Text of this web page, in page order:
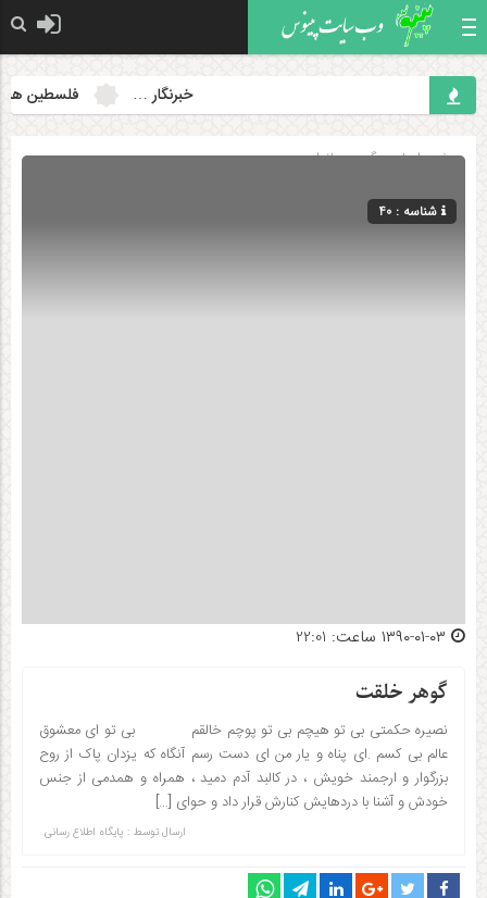
خبرنگار … فلسطین
صفحه اصلی» گروه »بانوان
شناسه : 40
گوهر خلقت
نصیره حکمتی بی تو هیچم بی تو پوچم خالقم بی تو ای معشوق
عالم بی کسم .ای پناه و یار من ای دست رسم آنگاه که یزدان پاک از روح
بزرگوار و ارجمند خویش ، در کالبد آدم دمید ، همراه و همدمی از جنس
خودش و آشنا با دردهایش کنارش قرار داد و حوای […]
ارسال توسط : پایگاه اطلاع رسانی